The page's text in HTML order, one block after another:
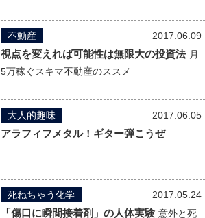
2017.06.09
不動産
視点を変えれば可能性は無限大の投資法 月
5万稼ぐスキマ不動産のススメ
2017.06.05
大人的趣味
アラフィフメタル！ギター弾こうぜ
2017.05.24
死ねちゃう化学
「傷口に瞬間接着剤」の人体実験 意外と死